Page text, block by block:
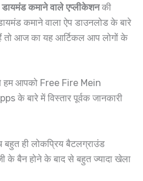
डायमंड कमाने वाले एप्लीकेशनकी
कमाने वाला ऐप डाउनलोड के बारे
तो आज का यह आर्टिकल आप लोगों के
आपको Free Fire Mein
के बारे में विस्तार पूर्वक जानकारी
ही लोकप्रिय बैटलग्राउंड
के बैन होने के बाद से बहुत ज्यादा खेला